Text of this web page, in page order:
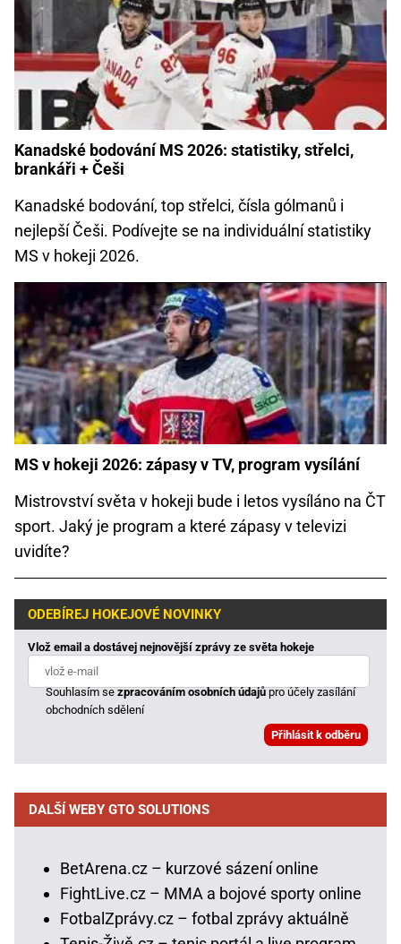
Kanadské bodování MS 2026: statistiky, střelci,
brankáři + Češi
Kanadské bodování, top střelci, čísla gólmanů i
nejlepší Češi. Podívejte se na individuální statistiky
MS v hokeji 2026.
MS v hokeji 2026: zápasy v TV, program vysílání
Mistrovství světa v hokeji bude i letos vysíláno na ČT
sport. Jaký je program a které zápasy v televizi
uvidíte?
ODEBÍREJ HOKEJOVÉ NOVINKY
Vlož email a dostávej nejnovější zprávy ze světa hokeje
Souhlasím sezpracováním osobních údajůpro účely zasílání
obchodních sdělení
DALŠÍ WEBY GTO SOLUTIONS
BetArena.cz – kurzové sázení online
FightLive.cz – MMA a bojové sporty online
FotbalZprávy.cz – fotbal zprávy aktuálně